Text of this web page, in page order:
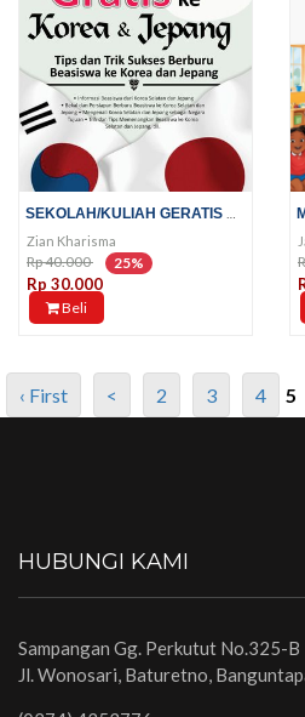
Zian Kharisma
Rp 40.000 25%
Rp 30.000
Beli
‹ First < 2 3 4 5
HUBUNGI KAMI
Sampangan Gg. Perkutut No.325-B
Jl. Wonosari, Baturetno,